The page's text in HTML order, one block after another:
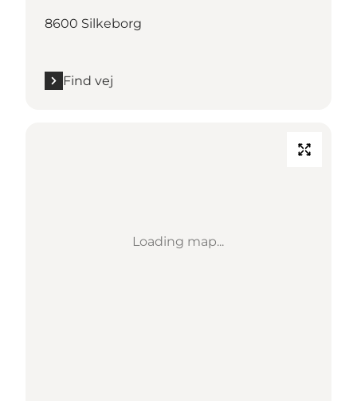
8600 Silkeborg
Find vej
Loading map...